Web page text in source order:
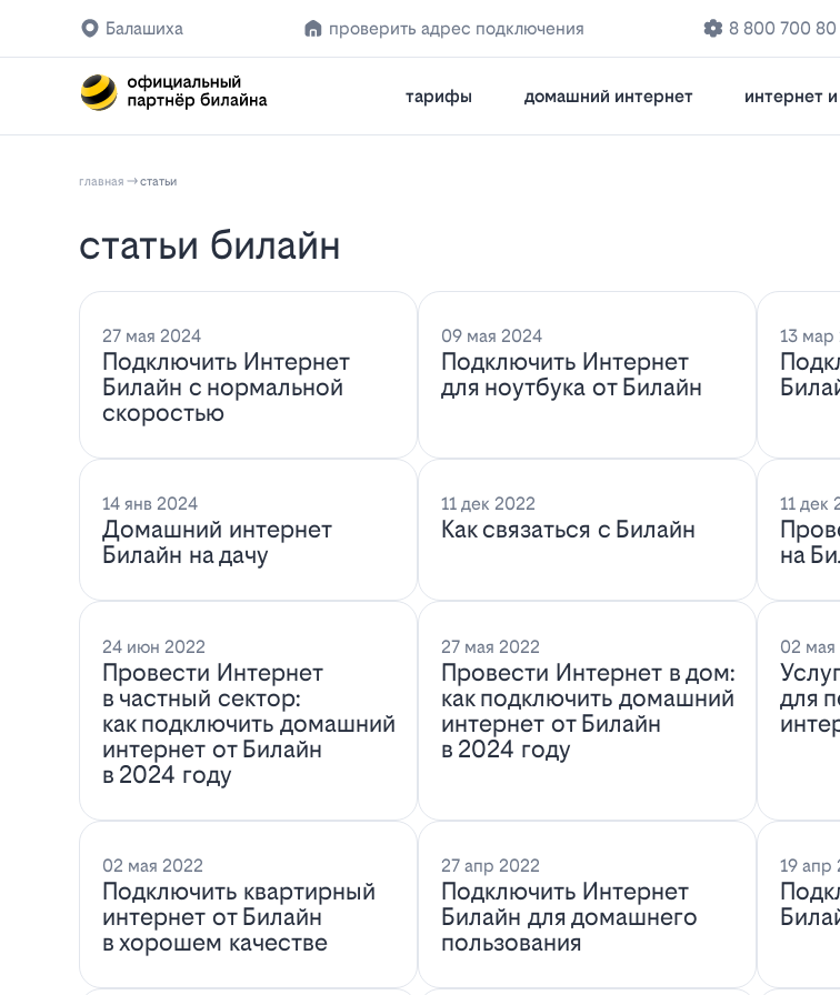
Балашиха проверить адрес подключения 8 800 700
тарифы домашний интернет интернет и
главная статьи
статьи билайн
27 мая 2024
Подключить Интернет
Билайн с нормальной
скоростью
09 мая 2024
Подключить Интернет
для ноутбука от Билайн
13 мар
14 янв 2024
Домашний интернет
Билайн на дачу
11 дек 2022
Как связаться с Билайн
11 дек
на
24 июн 2022
Провести Интернет
в частный сектор:
как подключить домашний
интернет от Билайн
в 2024 году
27 мая 2022
Провести Интернет в дом:
как подключить домашний
интернет от Билайн
в 2024 году
02 мая
для
02 мая 2022
Подключить квартирный
интернет от Билайн
в хорошем качестве
27 апр 2022
Подключить Интернет
Билайн для домашнего
пользования
19 апр